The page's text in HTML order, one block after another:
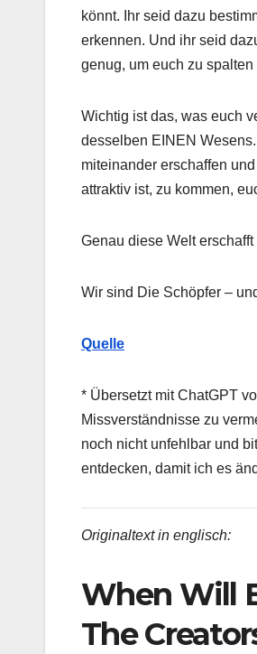
könnt. Ihr seid dazu
erkennen. Und ihr seid
genug, um euch zu
Wichtig ist das, was euch
desselben EINEN
miteinander erschaffen
attraktiv ist, zu kommen,
Genau diese Welt
Wir sind Die Schöpfer –
Quelle
* Übersetzt mit ChatGPT
Missverständnisse zu
noch nicht unfehlbar und
entdecken, damit ich es
Originaltext in englisch:
When Will
The